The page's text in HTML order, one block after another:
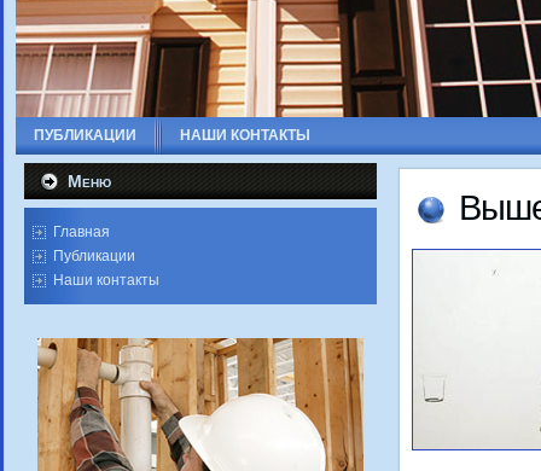
ПУБЛИКАЦИИ НАШИ КОНТАКТЫ
Меню
Главная
Публикации
Наши контакты